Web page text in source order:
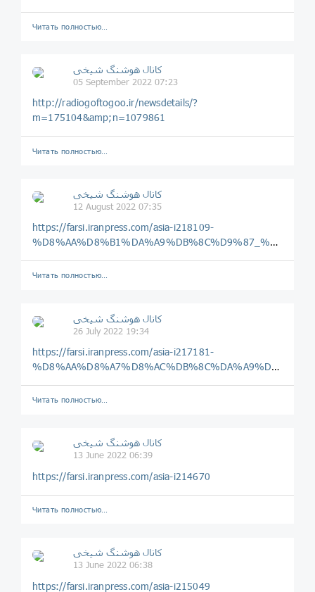
Читать полностью…
️️كانال هوشنگ شیخی️
05 September 2022 07:23
http://radiogoftogoo.ir/newsdetails/?
m=175104&amp;n=1079861
Читать полностью…
️️كانال هوشنگ شیخی️
12 August 2022 07:35
https://farsi.iranpress.com/asia-i218109-
%D8%AA%D8%B1%DA%A9%DB%8C%D9%87_%D8%A8%D9%87_%D8%AA%D8%AD%D8%B1%DB%8C%D9%85_%D9%87%D8%A7%DB%8C_%D8%B6%D8%AF_%D8%B1%D9%88%D8%B3%DB%8C%D9%87_%D9%86%D9%85%DB%8C_%D9%BE%DB%8C%D9%88%D9%86%D8%AF%D8%AF
Читать полностью…
️️كانال هوشنگ شیخی️
26 July 2022 19:34
https://farsi.iranpress.com/asia-i217181-
%D8%AA%D8%A7%D8%AC%DB%8C%DA%A9%D8%B3%D8%AA%D8%A7%D9%86_%D9%88_%D8%AA%D8%B1%DA%A9%DB%8C%D9%87_%D8%AF%D8%B1_%D9%85%D8%B3%DB%8C%D8%B1_%D8%A8%DB%8C%D9%85_%D9%88_%D8%A7%D9%85%DB%8C%D8%AF
Читать полностью…
️️كانال هوشنگ شیخی️
13 June 2022 06:39
https://farsi.iranpress.com/asia-i214670
Читать полностью…
️️كانال هوشنگ شیخی️
13 June 2022 06:38
https://farsi.iranpress.com/asia-i215049